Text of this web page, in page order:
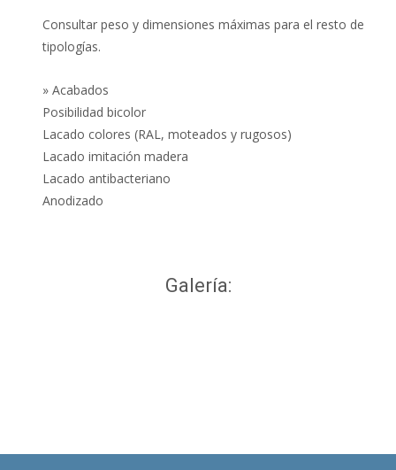
Consultar peso y dimensiones máximas para el resto de
tipologías.
» Acabados
Posibilidad bicolor
Lacado colores (RAL, moteados y rugosos)
Lacado imitación madera
Lacado antibacteriano
Anodizado
Galería: